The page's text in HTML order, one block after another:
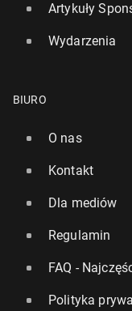
Artykuły
Wydarzenia
BIURO
O nas
Kontakt
Dla mediów
Regulamin
FAQ -
Polityka